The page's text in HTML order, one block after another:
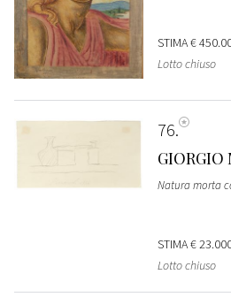
STIMA€
Lotto chiuso
76
GIORGIO
Natura morta
STIMA€
Lotto chiuso